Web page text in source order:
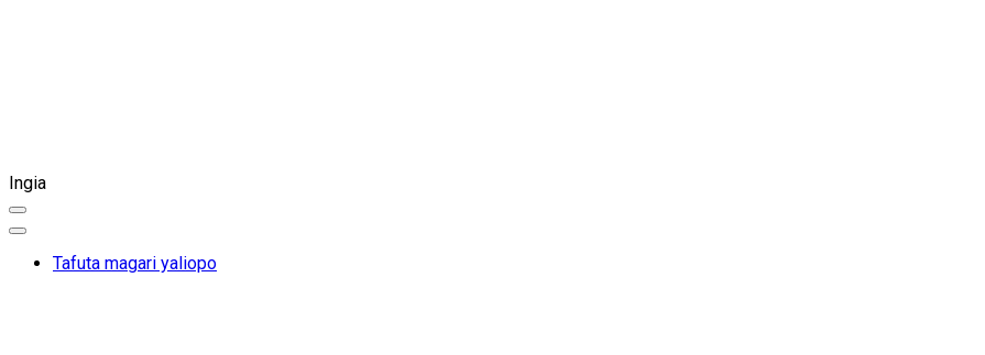
Ingia
Tafuta magari yaliopo